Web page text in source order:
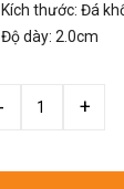
Kích thước: Đá
Độ dày: 2.0cm